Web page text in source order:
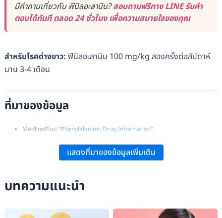
มีคำถามเกี่ยวกับ ฟีนิลอะลานิน?สอบถามฟรีทาง LINE รับคำ
ตอบได้ทันที ตลอด 24 ชั่วโมง เพื่อความสบายใจของคุณ
สำหรับโรคด่างขาว: ฟีนิลอะลานิน 100 mg/kg สองครั้งต่อสัปดาห์
นาน 3-4 เดือน
ที่มาของข้อมูล
MedlinePlus: “Phenylalanine: Drug Information”.
“Phenylalanine – Overview and Medical Uses”
แสดงที่มาของข้อมูลเพิ่มเติม
บทความแนะนำ